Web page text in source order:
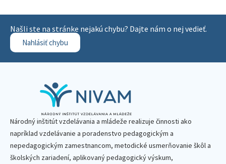
Našli ste na stránke nejakú chybu? Dajte nám o nej vedieť.
Nahlásiť chybu
Národný inštitút vzdelávania a mládeže realizuje činnosti ako
napríklad vzdelávanie a poradenstvo pedagogickým a
nepedagogickým zamestnancom, metodické usmerňovanie škôl a
školských zariadení, aplikovaný pedagogický výskum,